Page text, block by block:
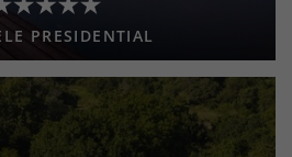
PRESIDENTIAL